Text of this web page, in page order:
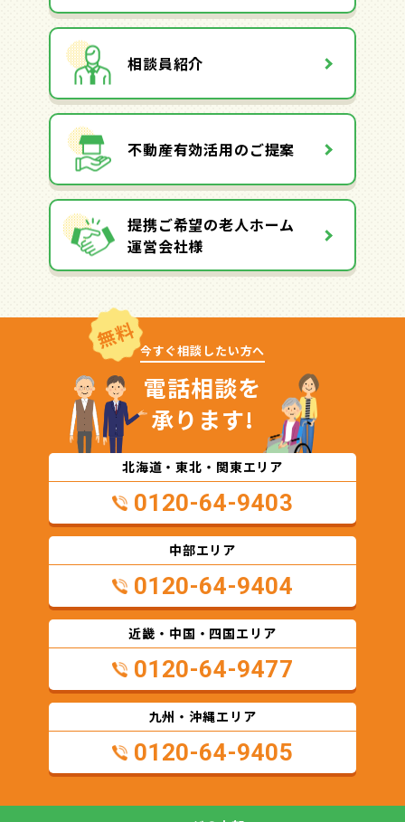
相談員紹介
不動産有効活用のご提案
提携ご希望の老人ホーム
運営会社様
無料 今すぐ相談したい方へ
電話相談を
承ります!
北海道・東北・関東エリア
0120-64-9403
中部エリア
0120-64-9404
近畿・中国・四国エリア
0120-64-9477
九州・沖縄エリア
0120-64-9405